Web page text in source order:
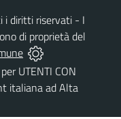
diritti riservati - I
di proprietà del
UTENTI CON
italiana ad Alta